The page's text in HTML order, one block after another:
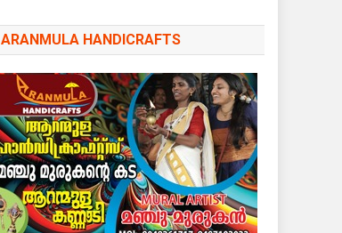
ARANMULA HANDICRAFTS